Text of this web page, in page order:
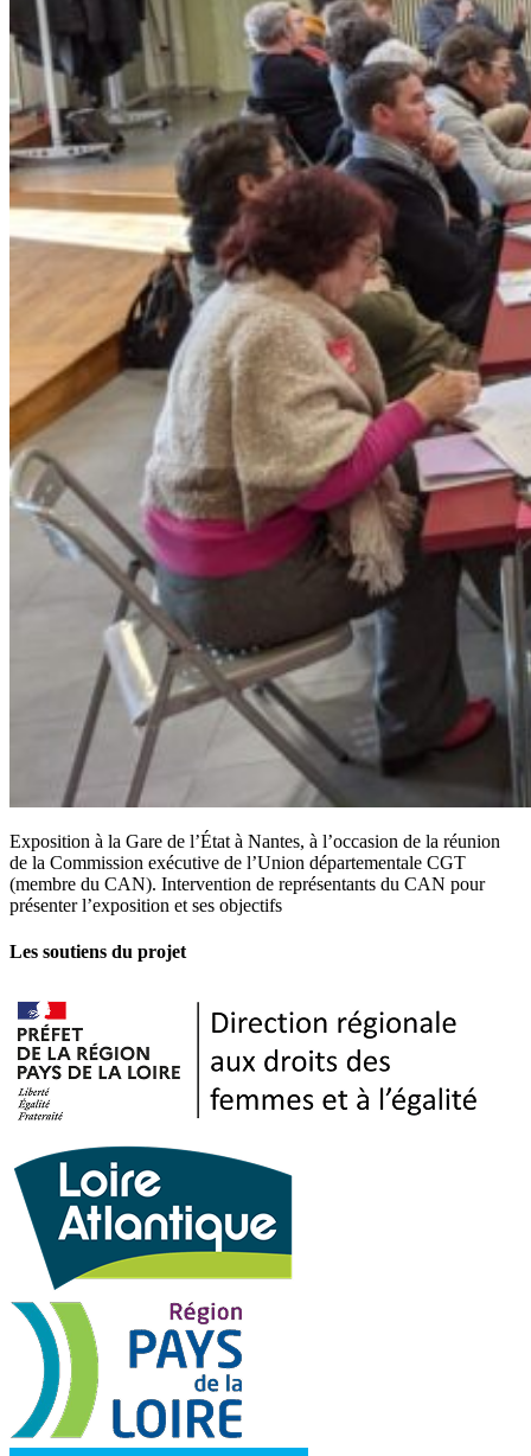
Exposition à la Gare de l’État à Nantes, à l’occasion de la réunion
de la Commission exécutive de l’Union départementale CGT
(membre du CAN). Intervention de représentants du CAN pour
présenter l’exposition et ses objectifs
Les soutiens du projet